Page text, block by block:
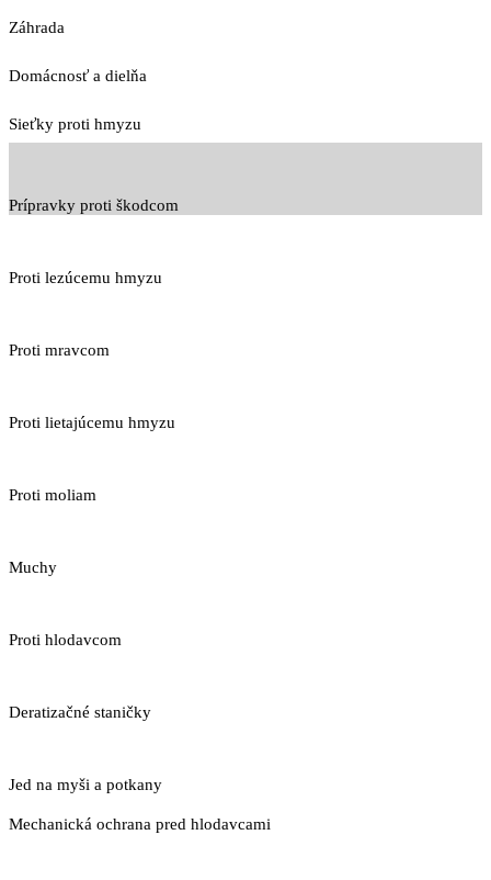
Záhrada
Domácnosť a dielňa
Sieťky proti hmyzu
Prípravky proti škodcom
Proti lezúcemu hmyzu
Proti mravcom
Proti lietajúcemu hmyzu
Proti moliam
Muchy
Proti hlodavcom
Deratizačné staničky
Jed na myši a potkany
Mechanická ochrana pred hlodavcami